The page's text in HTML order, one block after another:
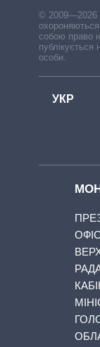
© 2009—2026
собою право
публікується
особи.
УКР
ОФІС